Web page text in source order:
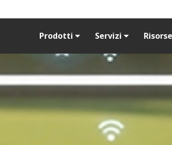
Prodotti Servizi